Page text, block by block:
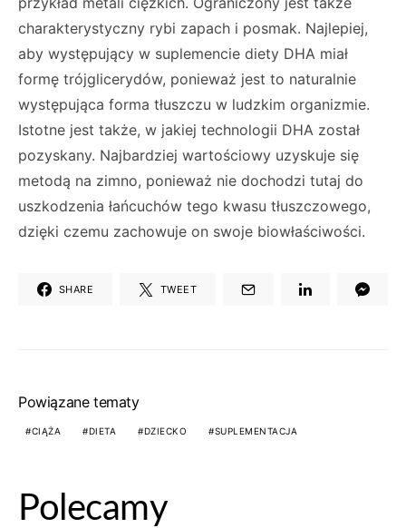
charakterystyczny rybi zapach i posmak. Najlepiej,
aby występujący w suplemencie diety DHA miał
formę trójglicerydów, ponieważ jest to naturalnie
występująca forma tłuszczu w ludzkim organizmie.
Istotne jest także, w jakiej technologii DHA został
pozyskany. Najbardziej wartościowy uzyskuje się
metodą na zimno, ponieważ nie dochodzi tutaj do
uszkodzenia łańcuchów tego kwasu tłuszczowego,
dzięki czemu zachowuje on swoje biowłaściwości.
SHARE TWEET
Powiązane tematy
CIĄŻA DIETA DZIECKO SUPLEMENTACJA
Polecamy